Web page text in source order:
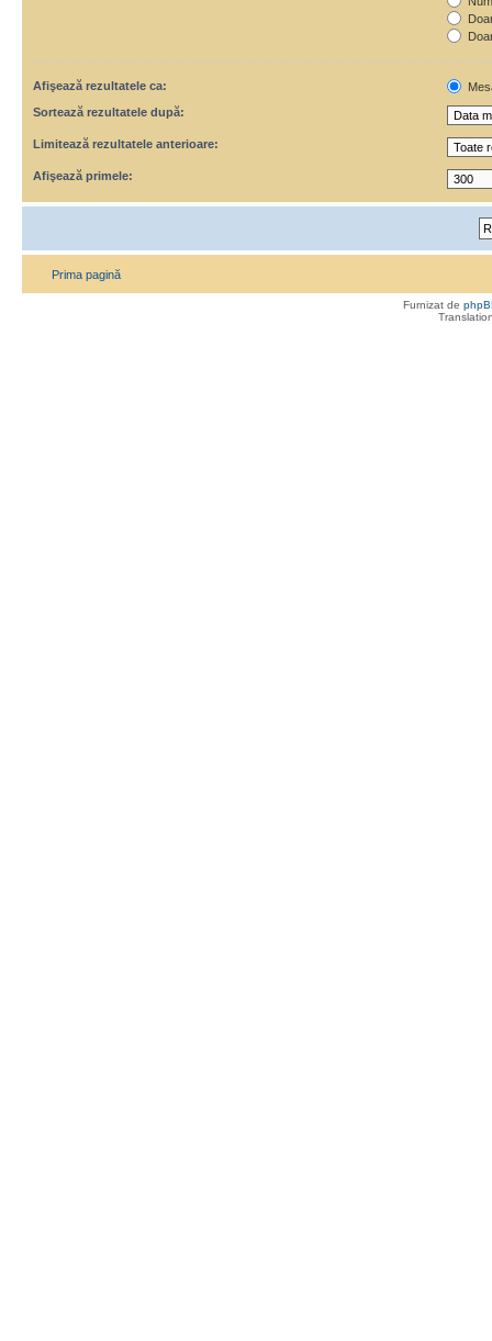
Afişează rezultatele ca:
Sortează rezultatele după:
Limitează rezultatele anterioare:
Afişează primele:
Prima pagină
Furnizat de